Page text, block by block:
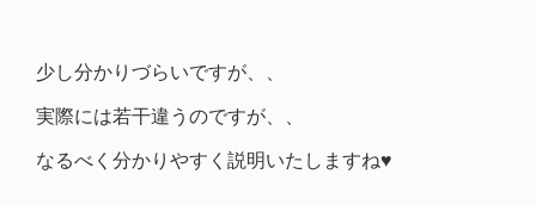
少し分かりづらいですが、、
実際には若干違うのですが、、
なるべく分かりやすく説明いたしますね♥